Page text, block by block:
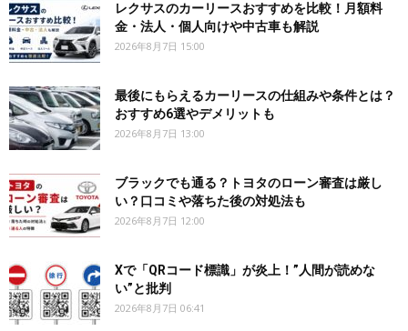
レクサスのカーリースおすすめを比較！月額料
金・法人・個人向けや中古車も解説
2026年8月7日 15:00
最後にもらえるカーリースの仕組みや条件とは？
おすすめ6選やデメリットも
2026年8月7日 13:00
ブラックでも通る？トヨタのローン審査は厳し
い？口コミや落ちた後の対処法も
2026年8月7日 12:00
Xで「QRコード標識」が炎上！”人間が読めな
い”と批判
2026年8月7日 06:41